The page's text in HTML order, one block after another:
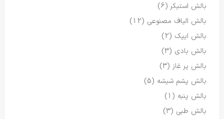
بالش استیکر (6)
بالش الیاف مصنوعی (12)
بالش ایپک (2)
بالش بادی (3)
بالش پر غاز (3)
بالش پشم شیشه (5)
بالش پنبه (1)
بالش طبی (3)